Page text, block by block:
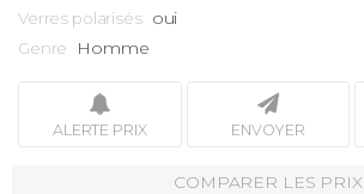
Verres polarisés oui
Genre Homme
ALERTE PRIX ENVOYER
COMPARER LES PRIX